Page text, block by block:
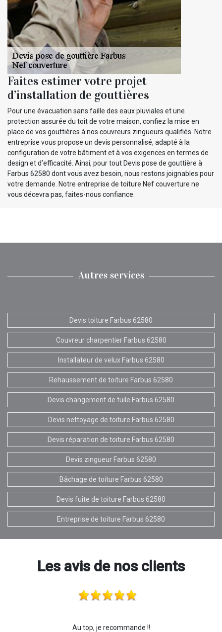
Faites estimer votre projet
d’installation de gouttières
Pour une évacuation sans faille des eaux pluviales et une
protection assurée du toit de votre maison, confiez la mise en
place de vos gouttières à nos couvreurs zingueurs qualifiés. Notre
entreprise vous propose un devis personnalisé, adapté à la
configuration de votre bâtiment et à vos exigences en termes de
design et d’efficacité. Ainsi, pour tout Devis pose de gouttière à
Farbus 62580 dont vous avez besoin, nous restons joignables pour
votre demande. Notre entreprise de toiture Nef couverture ne
vous décevra pas, faites-nous confiance.
Autres services
Devis toiture Farbus 62580
Couvreur charpentier Farbus 62580
Installateur de velux Farbus 62580
Rehaussement de toiture Farbus 62580
Devis changement de tuile Farbus 62580
Devis nettoyage de toiture Farbus 62580
Devis réparation de toiture Farbus 62580
Devis zingueur Farbus 62580
Bâchage de toiture Farbus 62580
Devis fuite de toiture Farbus 62580
Entreprise de toiture Farbus 62580
Les avis de nos clients
Au top, je recommande !!